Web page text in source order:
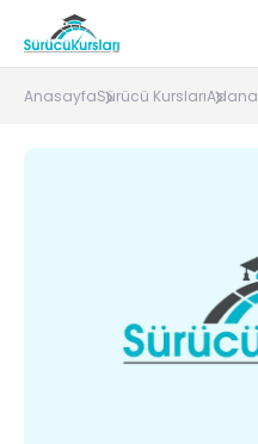
AnasayfaSürücü KurslarıAdana